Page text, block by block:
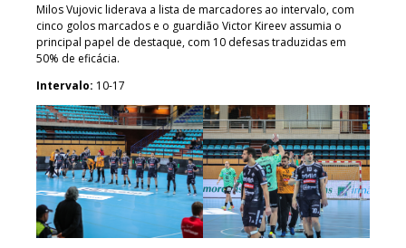
Milos Vujovic liderava a lista de marcadores ao intervalo, com
cinco golos marcados e o guardião Victor Kireev assumia o
principal papel de destaque, com 10 defesas traduzidas em
50% de eficácia.
Intervalo: 10-17